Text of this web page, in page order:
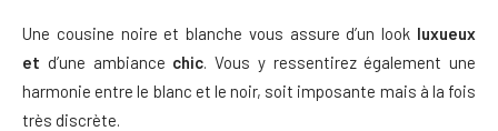
Une cousine noire et blanche vous assure d’un look luxueux
et d’une ambiance chic. Vous y ressentirez également une
harmonie entre le blanc et le noir, soit imposante mais à la fois
très discrète.